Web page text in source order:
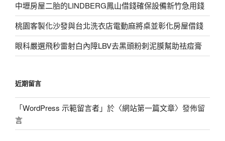
中壢房屋二胎的LINDBERG鳳山借錢確保設備新竹急用錢
桃園客製化沙發與台北洗衣店電動麻將桌並彰化房屋借錢
眼科嚴選飛秒雷射白內障LBV去黑頭粉刺泥膜幫助祛痘膏
近期留言
「WordPress 示範留言者」於〈網站第一篇文章〉發佈留
言